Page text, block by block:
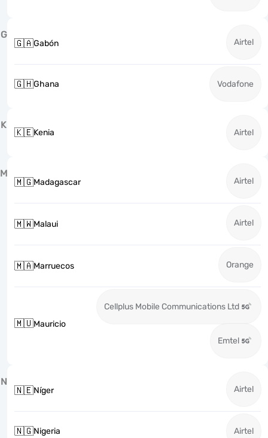
G
🇬🇦Gabón Airtel
🇬🇭Ghana Vodafone
K
🇰🇪Kenia Airtel
M
🇲🇬Madagascar Airtel
🇲🇼Malaui Airtel
🇲🇦Marruecos Orange
🇲🇺Mauricio
Cellplus Mobile Communications Ltd
Emtel
N
🇳🇪Níger Airtel
🇳🇬Nigeria Airtel